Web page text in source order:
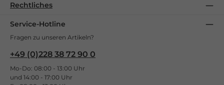
Rechtliches
Service-Hotline
Fragen zu unseren Artikeln?
+49 (0)228 38 72 90 0
Mo-Do: 08:00 - 13:00 Uhr
und 14:00 - 17:00 Uhr